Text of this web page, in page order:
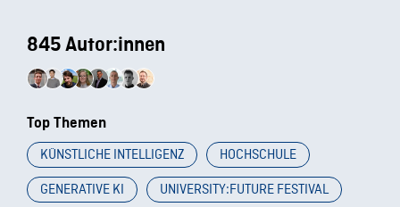
845 Autor:innen
Top Themen
KÜNSTLICHE INTELLIGENZ
HOCHSCHULE
GENERATIVE KI
UNIVERSITY:FUTURE FESTIVAL